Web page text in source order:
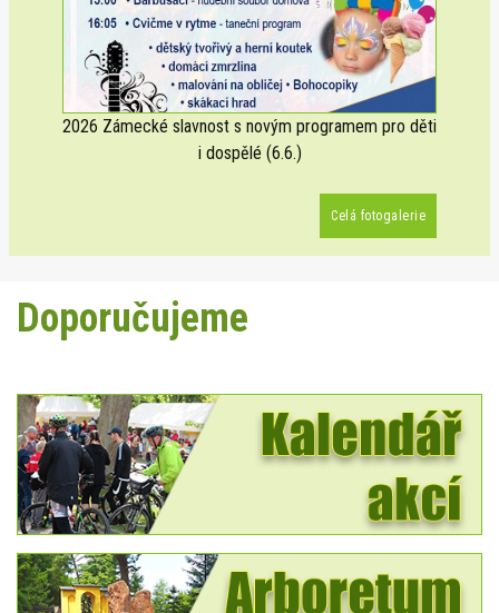
2026 Zámecké slavnost s novým programem pro děti
i dospělé (6.6.)
Celá fotogalerie
Doporučujeme